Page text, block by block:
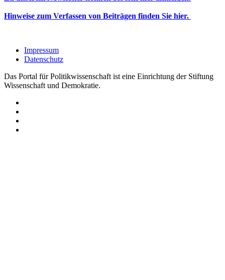
Hinweise zum Verfassen von Beiträgen finden Sie hier.
Impressum
Datenschutz
Das Portal für Politikwissenschaft ist eine Einrichtung der Stiftung
Wissenschaft und Demokratie.